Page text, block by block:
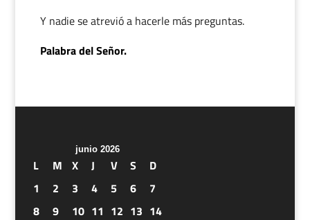
Y nadie se atrevió a hacerle más preguntas.
Palabra del Señor.
junio 2026
L M X J V S
D
1
2 3 4 5 6
7
8
9 10 11 12 13 14